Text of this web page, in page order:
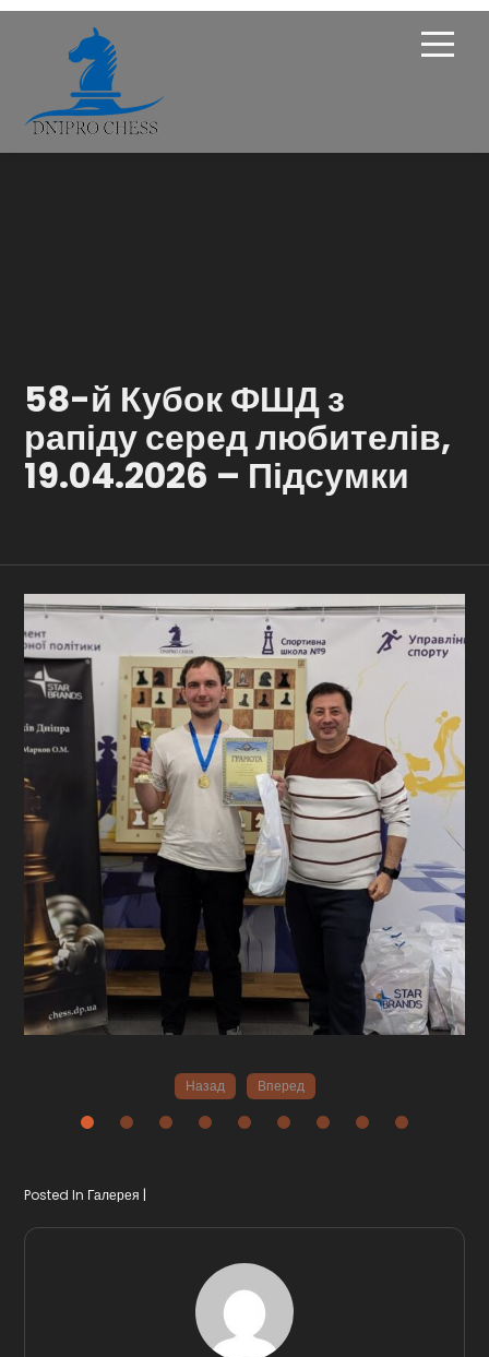
Навчання
Галерея
58-й Кубок ФШД з
рапіду серед любителів,
19.04.2026 – Підсумки
Назад Вперед
Posted In Галерея